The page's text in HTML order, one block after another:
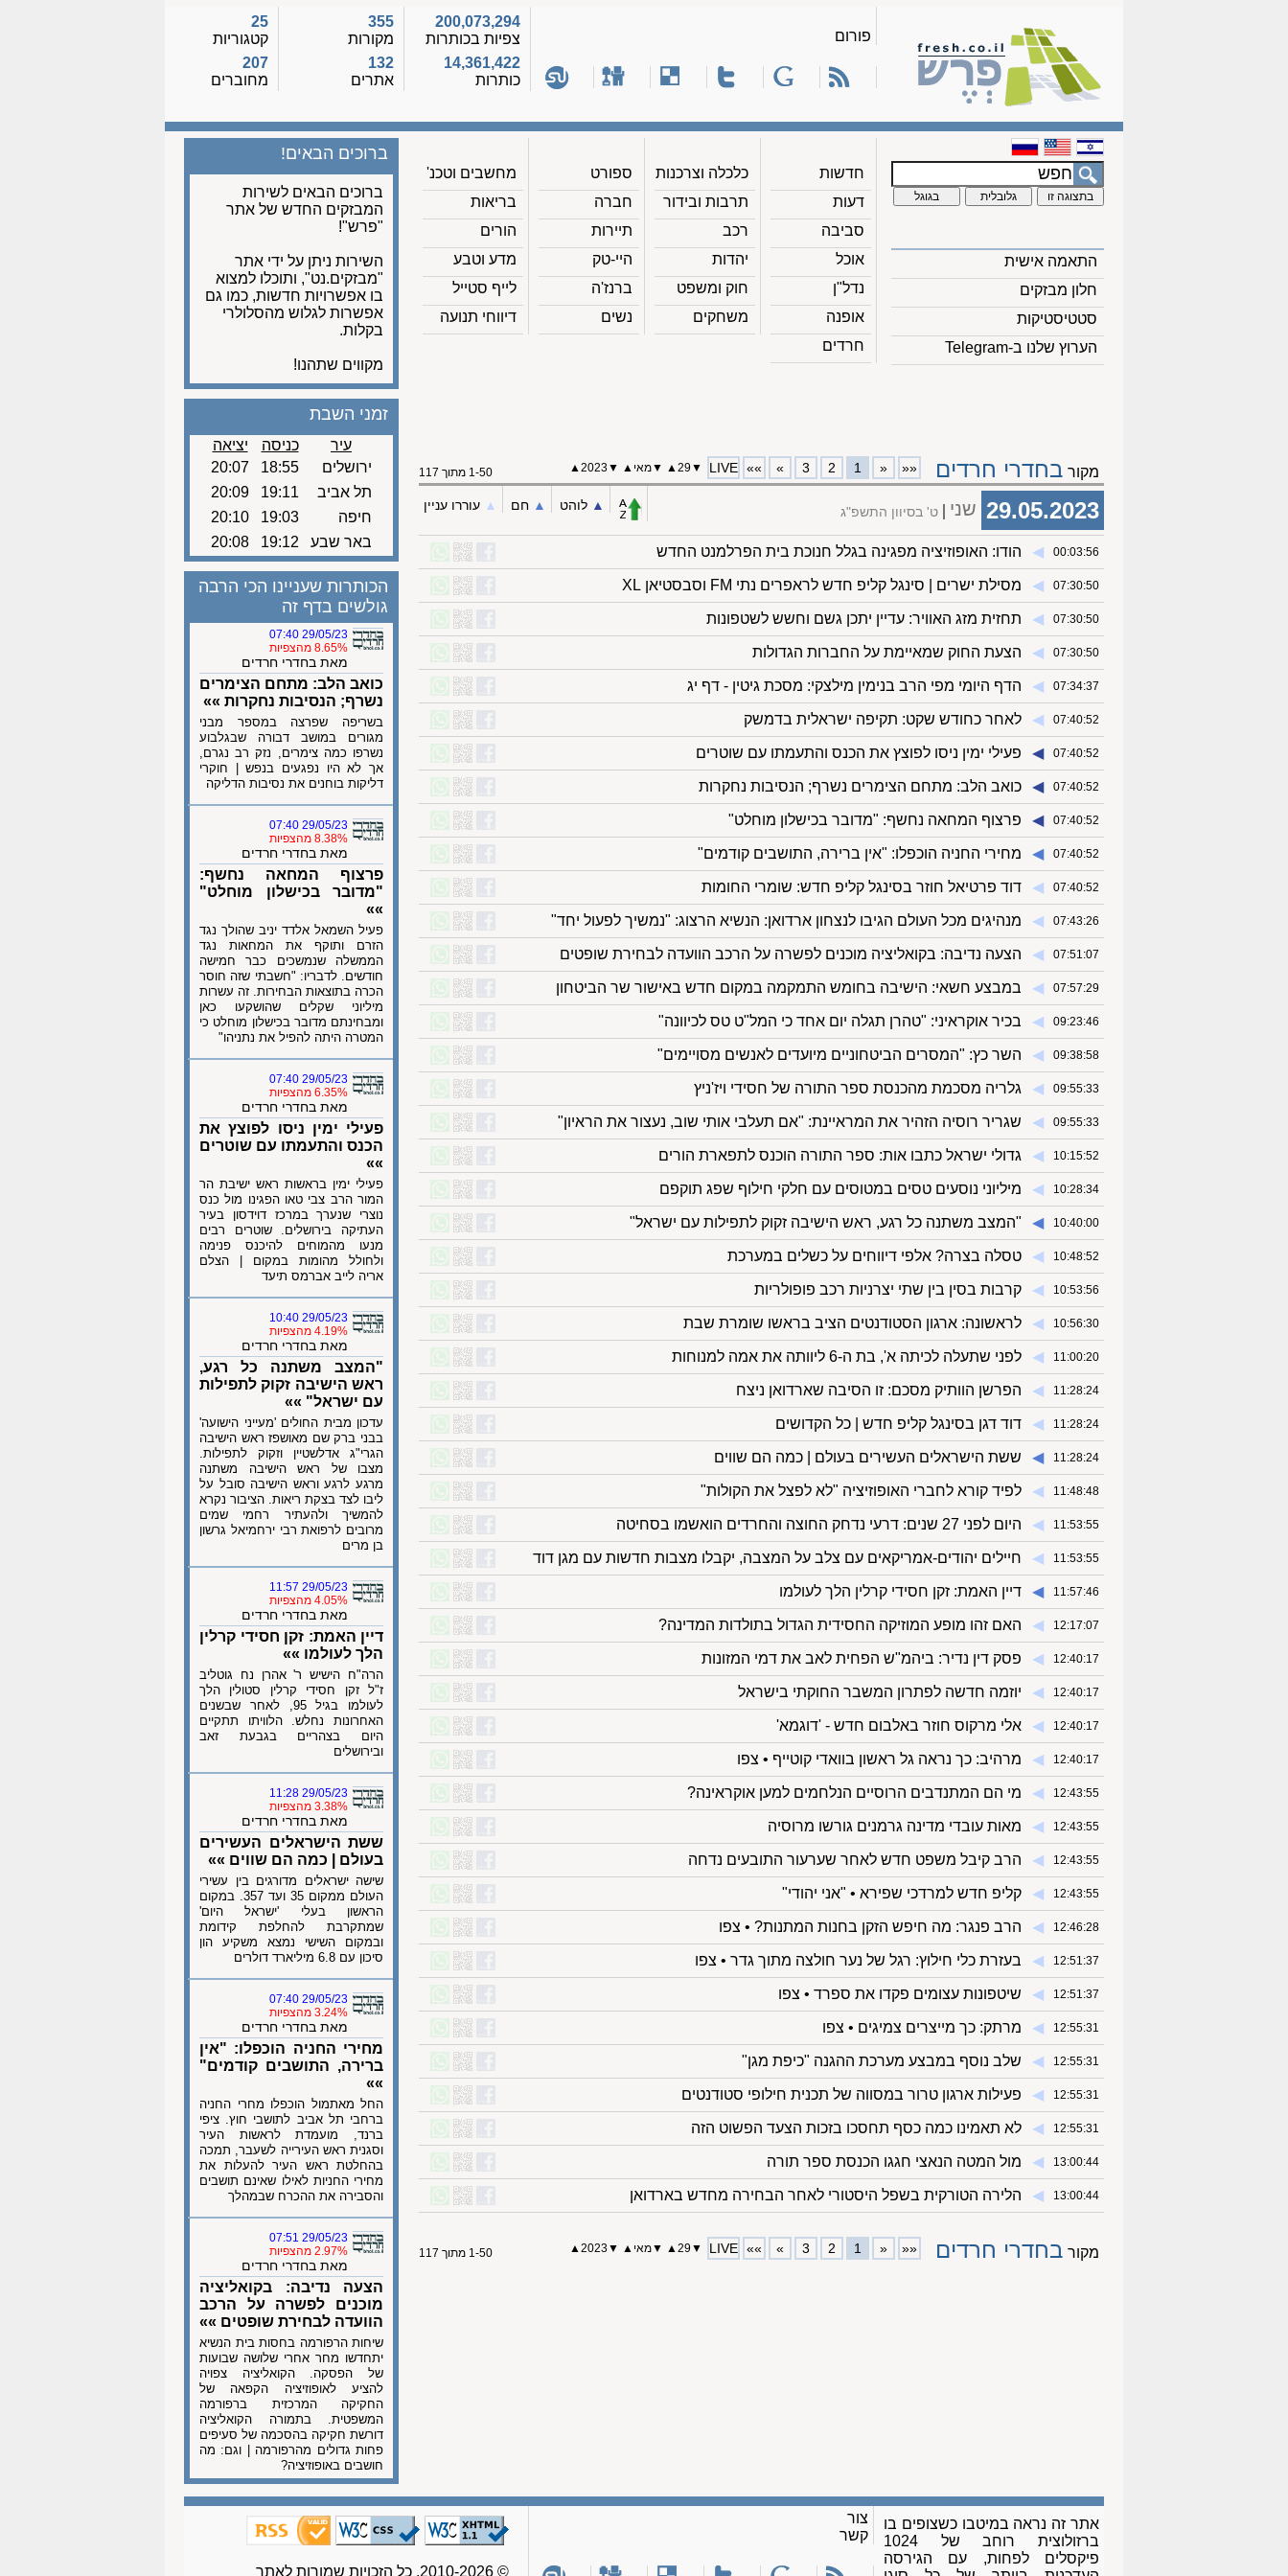
פורום
200,073,294
צפיות בכותרות
14,361,422
כותרות
355
מקורות
132
אתרים
25
קטגוריות
207
מחוברים
התאמה אישית
חלון מבזקים
סטטיסטיקות
הערוץ שלנו ב-Telegram
חדשות
דעות
סביבה
אוכל
נדל"ן
אופנה
חרדים
כלכלה וצרכנות
תרבות ובידור
רכב
יהדות
חוק ומשפט
משחקים
ספורט
חברה
תיירות
היי-טק
ברנז'ה
נשים
מחשבים וטכנ'
בריאות
הורים
מדע וטבע
לייף סטייל
דיווחי תנועה
ברוכים הבאים!
ברוכים הבאים לשירות
המבזקים החדש של אתר
"פרש"!
השירות ניתן על ידי אתר
"מבזקים.נט", ותוכלו למצוא
בו אפשרויות חדשות, כמו גם
אפשרות לגלוש מהסלולרי
בקלות.
מקווים שתהנו!
מקור בחדרי חרדים ««
«
1
2
3
»
»»
LIVE
▼
29
▲
▼מאי ▲
▼
2023
▲ 1-50 מתוך 117
29.05.2023 שני ט' בסיוון התשפ"ג ▲︎ לוהט ▲︎ חם ▲︎ עוררו עניין
00:03:56
◀︎ הודו: האופוזיציה מפגינה בגלל חנוכת בית הפרלמנט החדש
07:30:50
◀︎ מסילת ישרים | סינגל קליפ חדש לראפרים נתי FM וסבסטיאן XL
07:30:50
◀︎ תחזית מזג האוויר: עדיין יתכן גשם וחשש לשטפונות
07:30:50
◀︎ הצעת החוק שמאיימת על החברות הגדולות
07:34:37
◀︎ הדף היומי מפי הרב בנימין מילצקי: מסכת גיטין - דף יג
07:40:52
◀︎ לאחר כחודש שקט: תקיפה ישראלית בדמשק
07:40:52
◀︎ פעילי ימין ניסו לפוצץ את הכנס והתעמתו עם שוטרים
07:40:52
◀︎ כואב הלב: מתחם הצימרים נשרף; הנסיבות נחקרות
07:40:52
◀︎ פרצוף המחאה נחשף: "מדובר בכישלון מוחלט"
07:40:52
◀︎ מחירי החניה הוכפלו: "אין ברירה, התושבים קודמים"
07:40:52
◀︎ דוד פרטיאל חוזר בסינגל קליפ חדש: שומרי החומות
07:43:26
◀︎ מנהיגים מכל העולם הגיבו לנצחון ארדואן: הנשיא הרצוג: "נמשיך לפעול יחד"
07:51:07
◀︎ הצעה נדיבה: בקואליציה מוכנים לפשרה על הרכב הוועדה לבחירת שופטים
07:57:29
◀︎ במבצע חשאי: הישיבה בחומש התמקמה במקום חדש באישור שר הביטחון
09:23:46
◀︎ בכיר אוקראיני: "טהרן תגלה יום אחד כי המל"ט טס לכיוונה"
09:38:58
◀︎ השר כץ: "המסרים הביטחוניים מיועדים לאנשים מסויימים"
09:55:33
◀︎ גלריה מסכמת מהכנסת ספר התורה של חסידי ויז'ניץ
09:55:33
◀︎ שגריר רוסיה הזהיר את המראיינת: "אם תעלבי אותי שוב, נעצור את הראיון"
10:15:52
◀︎ גדולי ישראל כתבו אות: ספר התורה הוכנס לתפארת הורים
10:28:34
◀︎ מיליוני נוסעים טסים במטוסים עם חלקי חילוף שפג תוקפם
10:40:00
◀︎ "המצב משתנה כל רגע, ראש הישיבה זקוק לתפילות עם ישראל"
10:48:52
◀︎ טסלה בצרה? אלפי דיווחים על כשלים במערכת
10:53:56
◀︎ קרבות בסין בין שתי יצרניות רכב פופולריות
10:56:30
◀︎ לראשונה: ארגון הסטודנטים הציב בראשו שומרת שבת
11:00:20
◀︎ לפני שתעלה לכיתה א', בת ה-6 ליוותה את אמה למנוחות
11:28:24
◀︎ הפרשן הוותיק מסכם: זו הסיבה שארדואן ניצח
11:28:24
◀︎ דוד דגן בסינגל קליפ חדש | כל הקדושים
11:28:24
◀︎ ששת הישראלים העשירים בעולם | כמה הם שווים
11:48:48
◀︎ לפיד קורא לחברי האופוזיציה "לא לפצל את הקולות"
11:53:55
◀︎ היום לפני 27 שנים: דרעי נדחק החוצה והחרדים הואשמו בסחיטה
11:53:55
◀︎ חיילים יהודים-אמריקאים עם צלב על המצבה, יקבלו מצבות חדשות עם מגן דוד
11:57:46
◀︎ דיין האמת: זקן חסידי קרלין הלך לעולמו
12:17:07
◀︎ האם זהו מופע המוזיקה החסידית הגדול בתולדות המדינה?
12:40:17
◀︎ פסק דין נדיר: ביהמ"ש הפחית לאב את דמי המזונות
12:40:17
◀︎ יוזמה חדשה לפתרון המשבר החוקתי בישראל
12:40:17
◀︎ אלי מרקוס חוזר באלבום חדש - 'דוגמא'
12:40:17
◀︎ מרהיב: כך נראה גל ראשון בוואדי קוטייף • צפו
12:43:55
◀︎ מי הם המתנדבים הרוסיים הנלחמים למען אוקראינה?
12:43:55
◀︎ מאות עובדי מדינה גרמנים גורשו מרוסיה
12:43:55
◀︎ הרב קיבל משפט חדש לאחר שערעור התובעים נדחה
12:43:55
◀︎ קליפ חדש למרדכי שפירא • "אני יהודי"
12:46:28
◀︎ הרב פנגר: מה חיפש הזקן בחנות המתנות? • צפו
12:51:37
◀︎ בעזרת כלי חילוץ: רגל של נער חולצה מתוך גדר • צפו
12:51:37
◀︎ שיטפונות עצומים פקדו את ספרד • צפו
12:55:31
◀︎ מרתק: כך מייצרים צמיגים • צפו
12:55:31
◀︎ שלב נוסף במבצע מערכת ההגנה "כיפת מגן"
12:55:31
◀︎ פעילות ארגון טרור במסווה של תכנית חילופי סטודנטים
12:55:31
◀︎ לא תאמינו כמה כסף תחסכו בזכות הצעד הפשוט הזה
13:00:44
◀︎ מול המטה הנאצי חגגו הכנסת ספר תורה
13:00:44
◀︎ הלירה הטורקית בשפל היסטורי לאחר הבחירה מחדש בארדואן
מקור בחדרי חרדים ««
«
1
2
3
»
»»
LIVE
▼
29
▲
▼מאי ▲
▼
2023
▲ 1-50 מתוך 117
זמני השבת
עיר כניסה
יציאה
ירושלים
18:55
20:07
תל אביב
19:11
20:09
חיפה
19:03
20:10
באר שבע
19:12
20:08
הכותרות שעניינו הכי הרבה
גולשים בדף זה
29/05/23 07:40
8.65% מהצפיות
מאת בחדרי חרדים
כואב הלב: מתחם הצימרים
נשרף; הנסיבות נחקרות »»
בשריפה שפרצה במספר מבני
מגורים במושב דבורה שבגלבוע
נשרפו כמה צימרים, נזק רב נגרם,
אך לא היו נפגעים בנפש | חוקרי
דליקות בוחנים את נסיבות הדליקה
29/05/23 07:40
8.38% מהצפיות
מאת בחדרי חרדים
פרצוף המחאה נחשף:
"מדובר בכישלון מוחלט"
»»
פעיל השמאל אלדד יניב שהולך נגד
הזרם ותוקף את המחאות נגד
הממשלה שנמשכים כבר חמישה
חודשים. לדבריו: "חשבתי שזה חוסר
הכרה בתוצאות הבחירות. זה עשרות
מיליוני שקלים שהושקעו כאן
ומבחינתם מדובר בכישלון מוחלט כי
המטרה היתה להפיל את נתניהו"
29/05/23 07:40
6.35% מהצפיות
מאת בחדרי חרדים
פעילי ימין ניסו לפוצץ את
הכנס והתעמתו עם שוטרים
»»
פעילי ימין בראשות ראש ישיבת הר
המור הרב צבי טאו הפגינו מול כנס
נוצרי שנערך במרכז דוידסון בעיר
העתיקה בירושלים. שוטרים רבים
מנעו מהמוחים להיכנס פנימה
ולחולל מהומות במקום | הצלם
אריה לייב אברמס תיעד
29/05/23 10:40
4.19% מהצפיות
מאת בחדרי חרדים
"המצב משתנה כל רגע,
ראש הישיבה זקוק לתפילות
עם ישראל" »»
עדכון מבית החולים 'מעייני הישועה'
בבני ברק שם מאושפז ראש הישיבה
הגרי"ג אדלשטיין וזקוק לתפילות.
מצבו של ראש הישיבה משתנה
מרגע לרגע וראש הישיבה סובל על
ליבו לצד בצקת ריאות. הציבור נקרא
להמשיך ולהעתיר רחמי שמים
מרובים לרפואת רבי ירחמיאל גרשון
בן מרים
29/05/23 11:57
4.05% מהצפיות
מאת בחדרי חרדים
דיין האמת: זקן חסידי קרלין
הלך לעולמו »»
הרה"ח הישיש ר' אהרן נח גוטליב
ז"ל זקן חסידי קרלין סטולין הלך
לעולמו בגיל 95, לאחר שבשנים
האחרונות נחלש. הלוויתו תתקיים
היום בצהריים בגבעת זאב
ובירושלים
29/05/23 11:28
3.38% מהצפיות
מאת בחדרי חרדים
ששת הישראלים העשירים
בעולם | כמה הם שווים »»
שישה ישראלים מדורגים בין עשירי
העולם ממקום 35 ועד 357. במקום
הראשון בעלי 'ישראל היום'
שמתקרבת להחלפת קידומת
ובמקום השישי נמצא משקיע הון
סיכון עם 6.8 מיליארד דולרים
29/05/23 07:40
3.24% מהצפיות
מאת בחדרי חרדים
מחירי החניה הוכפלו: "אין
ברירה, התושבים קודמים"
»»
החל מאתמול הוכפלו מחרי החניה
ברחבי תל אביב לתושבי חוץ. ציפי
ברנד, מועמדת לראשות העיר
וסגנית ראש העירייה לשעבר, תמכה
בהחלטת ראש העיר להעלות את
מחירי החניות לאילו שאינם תושבים
והסבירה את ההכרח שבמהלך
29/05/23 07:51
2.97% מהצפיות
מאת בחדרי חרדים
הצעה נדיבה: בקואליציה
מוכנים לפשרה על הרכב
הוועדה לבחירת שופטים »»
שיחות הרפורמה בחסות בית הנשיא
יתחדשו מחר אחרי שלושה שבועות
של הפסקה. הקואליציה צפויה
להציע לאופוזיציה הקפאה של
החקיקה המרכזית ברפורמה
המשפטית. בתמורה הקואליציה
דורשת חקיקה בהסכמה של סעיפים
פחות גדולים מהרפורמה | וגם: מה
חושבים באופוזיציה?
אתר זה נראה במיטבו כשצופים בו
ברזולוצית רוחב של 1024
פיקסלים לפחות, עם הגירסה
צור
קשר
© 2010-2026, כל הזכויות שמורות לאתר